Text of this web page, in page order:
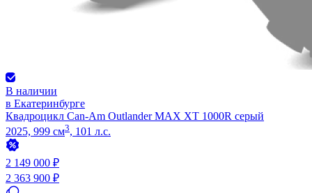
В наличии
в Екатеринбурге
Квадроцикл Can-Am Outlander MAX XT 1000R серый
2025, 999 см3, 101 л.с.
2 149 000 ₽
2 363 900 ₽